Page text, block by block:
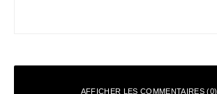
AFFICHER LES COMMENTAIRES (0)